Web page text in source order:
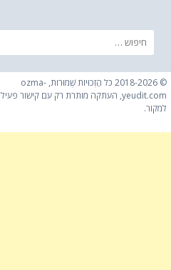
חפש:
© 2018-2026 כֹּל הַזְכוּיוֹת שְׁמוּרוֹת, ozma-
yeudit.com, העתקה מותרת רק עם קישור פעיל
למקור.